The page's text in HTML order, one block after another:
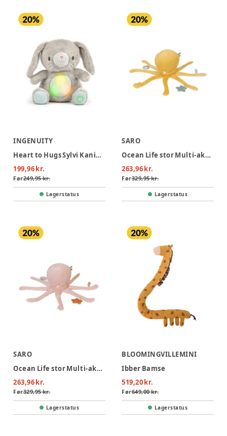
INGENUITY
Heart to Hugs Sylvi Kaninbamse med hjertelyd & lys
199,96 kr.
Før249,95 kr.
Lagerstatus
SARO
Ocean Life stor Multi-aktivitets plys - Mustard
263,96 kr.
Før329,95 kr.
Lagerstatus
SARO
Ocean Life stor Multi-aktivitets plys - Pink
263,96 kr.
Før329,95 kr.
Lagerstatus
BLOOMINGVILLEMINI
Ibber Bamse
519,20 kr.
Før649,00 kr.
Lagerstatus